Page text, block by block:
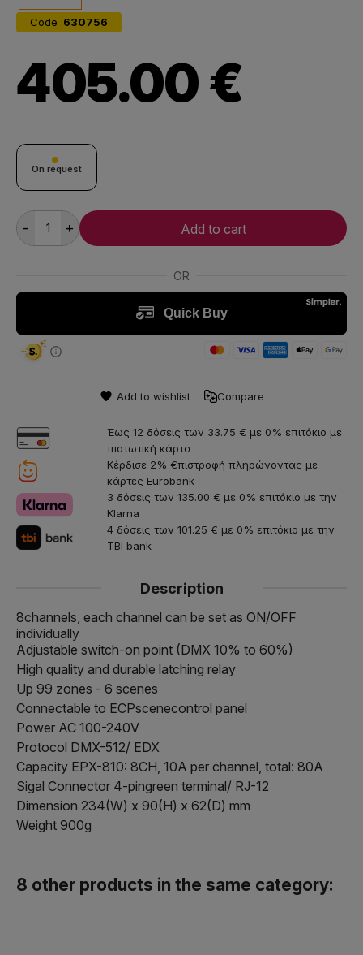
Code :630756
405.00 €
On request
- + Add to cart
Add to wishlist Compare
Έως 12 δόσεις των 33.75 € με 0% επιτόκιο με
πιστωτική κάρτα
Κέρδισε 2% €πιστροφή πληρώνοντας με
κάρτες Eurobank
3 δόσεις των 135.00 € με 0% επιτόκιο με την
Klarna
4 δόσεις των 101.25 € με 0% επιτόκιο με την
TBI bank
Description
8channels, each channel can be set as ON/OFF
individually
Adjustable switch-on point (DMX 10% to 60%)
High quality and durable latching relay
Up 99 zones - 6 scenes
Connectable to ECPscenecontrol panel
Power AC 100-240V
Protocol DMX-512/ EDX
Capacity EPX-810: 8CH, 10A per channel, total: 80A
Sigal Connector 4-pingreen terminal/ RJ-12
Dimension 234(W) x 90(H) x 62(D) mm
Weight 900g
8 other products in the same category: